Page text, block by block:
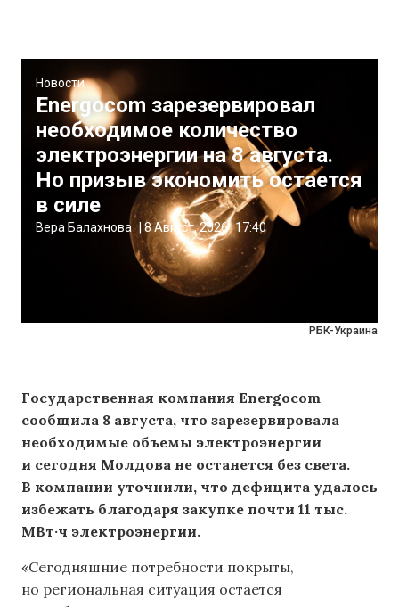
РБК-Украина
Новости
Energocom зарезервировал
необходимое количество
электроэнергии на 8 августа.
Но призыв экономить остается
в силе
Вера Балахнова 8 Август, 2026 17:40
Государственная компания Energocom
сообщила 8 августа, что зарезервировала
необходимые объемы электроэнергии
и сегодня Молдова не останется без света.
В компании уточнили, что дефицита удалось
избежать благодаря закупке почти 11 тыс.
МВт·ч электроэнергии.
«Сегодняшние потребности покрыты,
но региональная ситуация остается